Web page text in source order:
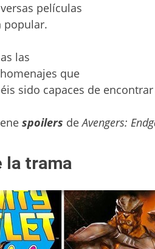
películas
popular.
las
que
sido capaces de
spoilers deAvengers:
la trama